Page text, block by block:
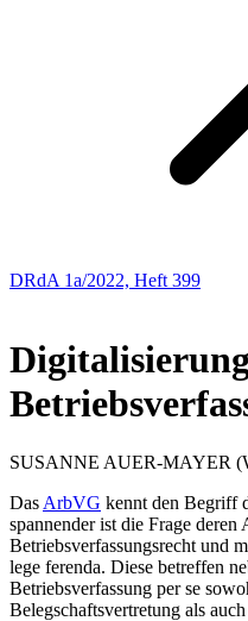
DRdA 1a/2022, Heft 399
SUSANNE AUER-MAYER
Das ArbVG kennt den Begriff
spannender ist die Frage
Betriebsverfassungsrecht und
lege ferenda. Diese betreffen
Betriebsverfassung per se
Belegschaftsvertretung als